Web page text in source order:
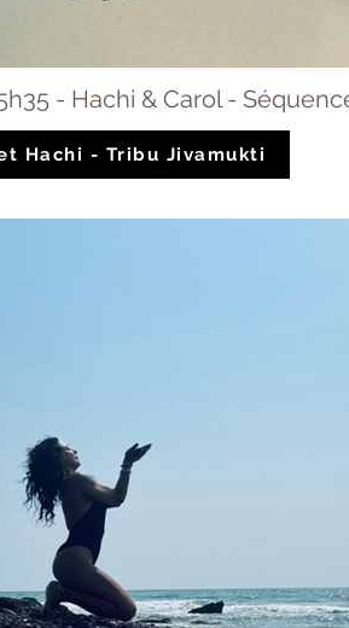
- Hachi & Carol -
Hachi - Tribu Jivamukti